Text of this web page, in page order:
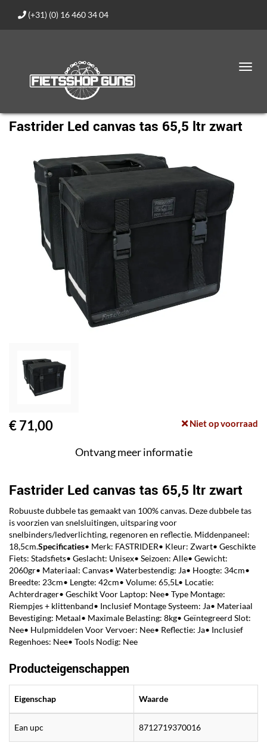
(+31) (0) 16 460 34 04
Fastrider Led canvas tas 65,5 ltr zwart
€ 71,00 Niet op voorraad
Ontvang meer informatie
Fastrider Led canvas tas 65,5 ltr zwart
Robuuste dubbele tas gemaakt van 100% canvas. Deze dubbele tas
is voorzien van snelsluitingen, uitsparing voor
snelbinders/ledverlichting, regenoren en reflectie. Middenpaneel:
18,5cm.Specificaties• Merk: FASTRIDER• Kleur: Zwart• Geschikte
Fiets: Stadsfiets• Geslacht: Unisex• Seizoen: Alle• Gewicht:
2060gr• Materiaal: Canvas• Waterbestendig: Ja• Hoogte: 34cm•
Breedte: 23cm• Lengte: 42cm• Volume: 65,5L• Locatie:
Achterdrager• Geschikt Voor Laptop: Nee• Type Montage:
Riempjes + klittenband• Inclusief Montage Systeem: Ja• Materiaal
Bevestiging: Metaal• Maximale Belasting: 8kg• Geïntegreerd Slot:
Nee• Hulpmiddelen Voor Vervoer: Nee• Reflectie: Ja• Inclusief
Regenhoes: Nee• Tools Nodig: Nee
Producteigenschappen
Eigenschap Waarde
Ean upc 8712719370016